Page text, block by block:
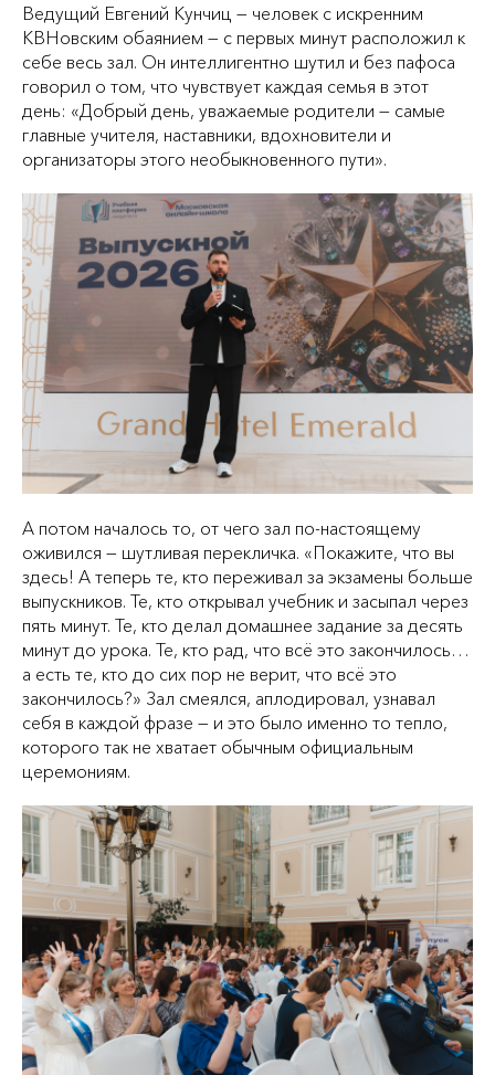
Ведущий Евгений Кунчиц — человек с искренним
КВНовским обаянием — с первых минут расположил к
себе весь зал. Он интеллигентно шутил и без пафоса
говорил о том, что чувствует каждая семья в этот
день: «Добрый день, уважаемые родители — самые
главные учителя, наставники, вдохновители и
организаторы этого необыкновенного пути».
А потом началось то, от чего зал по‑настоящему
оживился — шутливая перекличка. «Покажите, что вы
здесь! А теперь те, кто переживал за экзамены больше
выпускников. Те, кто открывал учебник и засыпал через
пять минут. Те, кто делал домашнее задание за десять
минут до урока. Те, кто рад, что всё это закончилось…
а есть те, кто до сих пор не верит, что всё это
закончилось?» Зал смеялся, аплодировал, узнавал
себя в каждой фразе — и это было именно то тепло,
которого так не хватает обычным официальным
церемониям.